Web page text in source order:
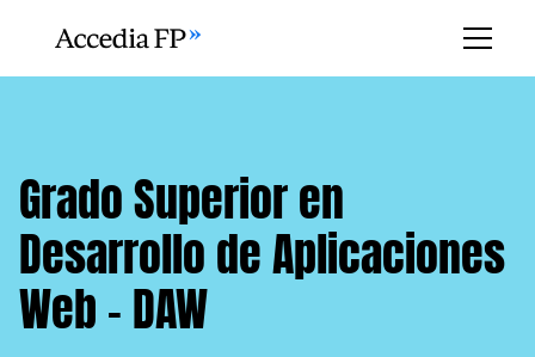
Grado Superior en
Desarrollo de Aplicaciones
Web - DAW